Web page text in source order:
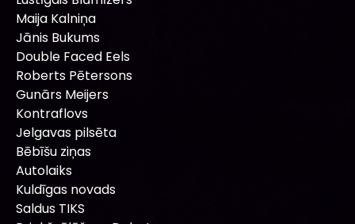
Maija Kalniņa
Jānis Bukums
Double Faced Eels
Roberts Pētersons
Gunārs Meijers
Kontraflovs
Jelgavas pilsēta
Bēbīšu ziņas
Autolaiks
Kuldīgas novads
Saldus TIKS